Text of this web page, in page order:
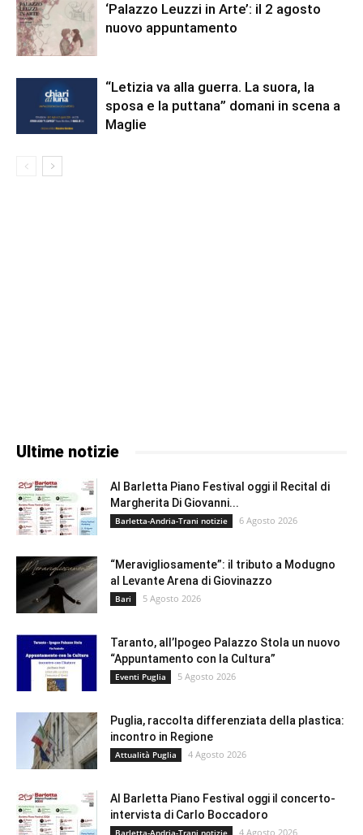
‘Palazzo Leuzzi in Arte’: il 2 agosto
nuovo appuntamento
“Letizia va alla guerra. La suora, la
sposa e la puttana” domani in scena a
Maglie
Ultime notizie
Al Barletta Piano Festival oggi il Recital di
Margherita Di Giovanni...
Barletta-Andria-Trani notizie 6 Agosto 2026
“Meravigliosamente”: il tributo a Modugno
al Levante Arena di Giovinazzo
Bari 5 Agosto 2026
Taranto, all’Ipogeo Palazzo Stola un nuovo
“Appuntamento con la Cultura”
Eventi Puglia 5 Agosto 2026
Puglia, raccolta differenziata della plastica:
incontro in Regione
Attualità Puglia 4 Agosto 2026
Al Barletta Piano Festival oggi il concerto-
intervista di Carlo Boccadoro
Barletta-Andria-Trani notizie 4 Agosto 2026